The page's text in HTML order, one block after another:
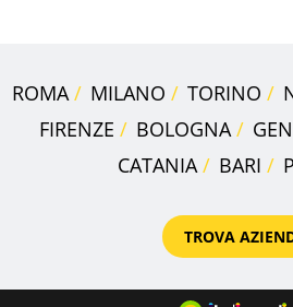
ROMA MILANO TORINO
FIRENZE
BOLOGNA
CATANIA
BARI
TROVA